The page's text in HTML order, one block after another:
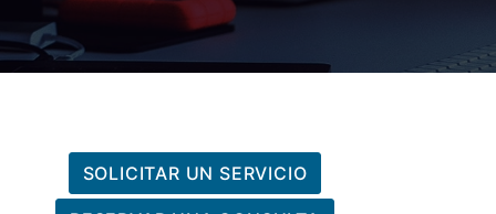
SOLICITAR UN SERVICIO